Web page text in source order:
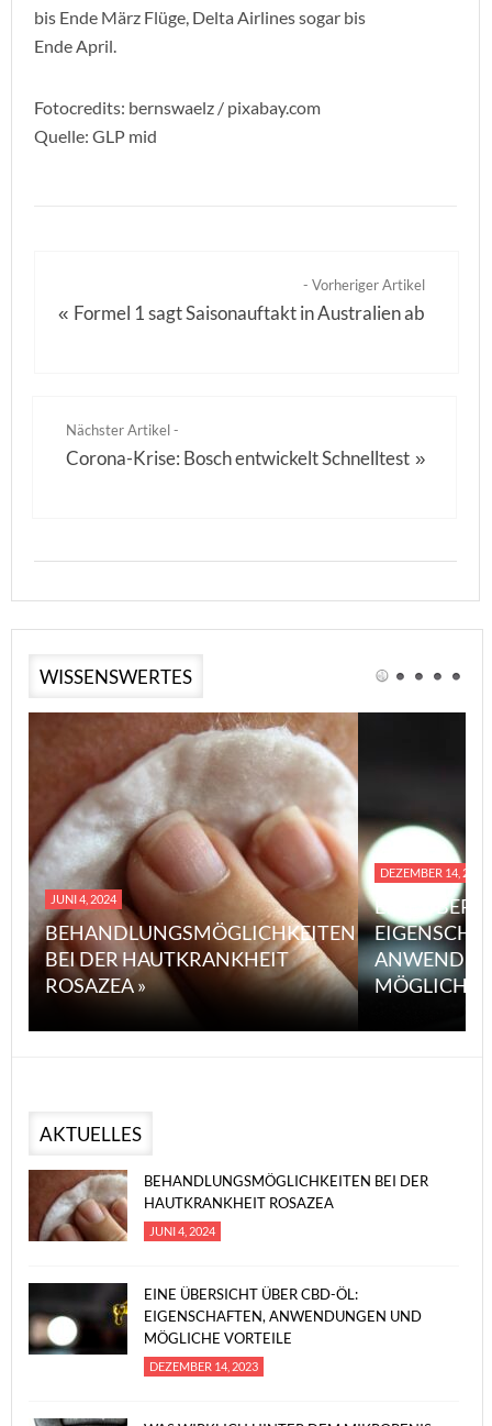
bis Ende März Flüge, Delta Airlines sogar bis
Ende April.
Fotocredits: bernswaelz / pixabay.com
Quelle: GLP mid
- Vorheriger Artikel
« Formel 1 sagt Saisonauftakt in Australien ab
Nächster Artikel -
Corona-Krise: Bosch entwickelt Schnelltest »
WISSENSWERTES
JUNI 4, 2024
BEHANDLUNGSMÖGLICHKEITEN
BEI DER HAUTKRANKHEIT
ROSAZEA »
DEZEMBER 14, 2023
EINE
MÖGLICHE
AKTUELLES
BEHANDLUNGSMÖGLICHKEITEN BEI DER
HAUTKRANKHEIT ROSAZEA
JUNI 4, 2024
EINE ÜBERSICHT ÜBER CBD-ÖL:
EIGENSCHAFTEN, ANWENDUNGEN UND
MÖGLICHE VORTEILE
DEZEMBER 14, 2023